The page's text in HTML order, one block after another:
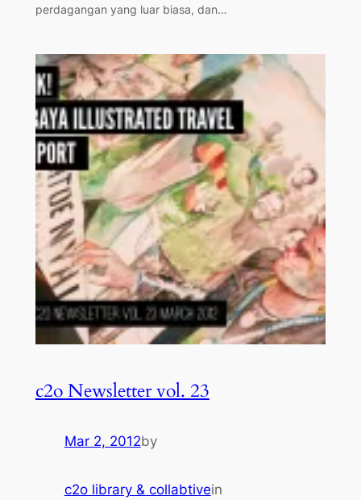
perdagangan yang luar biasa, dan…
c2o Newsletter vol. 23
Mar 2, 2012by
c2o library & collabtivein